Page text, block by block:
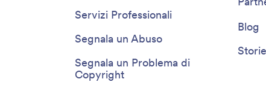
Servizi Professionali
Segnala un Abuso
Segnala un Problema di
Copyright
Blog